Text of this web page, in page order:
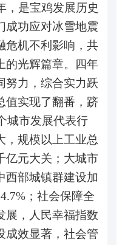
是宝鸡发展历史
成功应对冰雪地震
危机不利影响，共
的光辉篇章。四年
努力，综合实力跃
值实现了翻番，跻
城市发展代表行
，规模以上工业总
亿元大关；大城市
西部城镇群建设加
；社会保障全
展，人民幸福指数
成效显著，社会管